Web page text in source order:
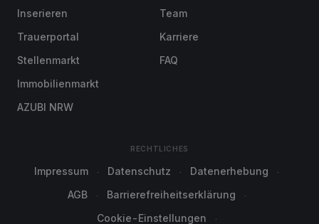
Inserieren
Trauerportal
Stellenmarkt
Immobilienmarkt
AZUBI NRW
Team
Karriere
FAQ
RECHTLICHES
Impressum Datenschutz
Datenerhebung
AGB
Barrierefreiheitserklärung
Cookie-Einstellungen